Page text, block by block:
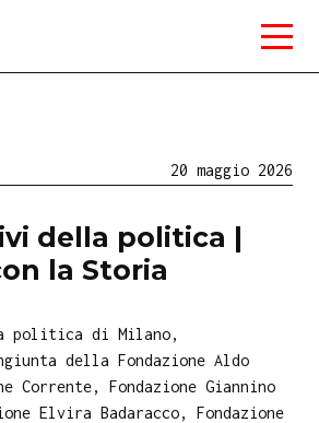
20 maggio 2026
della politica |
la Storia
politica di Milano,
della Fondazione Aldo
Corrente, Fondazione Giannino
Elvira Badaracco, Fondazione